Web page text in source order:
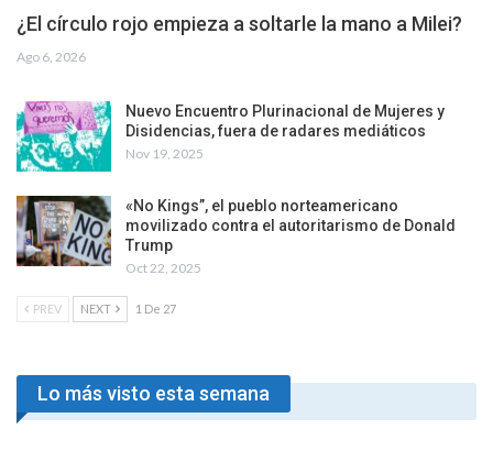
¿El círculo rojo empieza a soltarle la mano a Milei?
Ago 6, 2026
Nuevo Encuentro Plurinacional de Mujeres y
Disidencias, fuera de radares mediáticos
Nov 19, 2025
«No Kings”, el pueblo norteamericano
movilizado contra el autoritarismo de Donald
Trump
Oct 22, 2025
PREV NEXT 1 De 27
Lo más visto esta semana